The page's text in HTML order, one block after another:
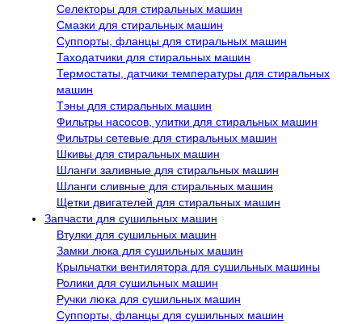
Селекторы для стиральных машин
Смазки для стиральных машин
Суппорты, фланцы для стиральных машин
Таходатчики для стиральных машин
Термостаты, датчики температуры для стиральных
машин
Тэны для стиральных машин
Фильтры насосов, улитки для стиральных машин
Фильтры сетевые для стиральных машин
Шкивы для стиральных машин
Шланги заливные для стиральных машин
Шланги сливные для стиральных машин
Щетки двигателей для стиральных машин
Запчасти для сушильных машин
Втулки для сушильных машин
Замки люка для сушильных машин
Крыльчатки вентилятора для сушильных машины
Ролики для сушильных машин
Ручки люка для сушильных машин
Суппорты, фланцы для сушильных машин